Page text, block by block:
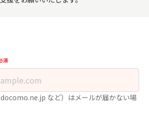
須
など）はメールが届かない場